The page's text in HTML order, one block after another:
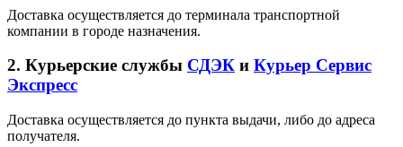
Доставка осуществляется до терминала транспортной
компании в городе назначения.
2. Курьерские службы СДЭК и Курьер Сервис
Экспресс
Доставка осуществляется до пункта выдачи, либо до адреса
получателя.